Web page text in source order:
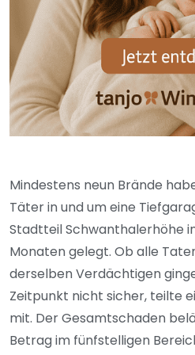
Mindestens neun Brände
Täter in und um eine
Stadtteil Schwanthalerhöhe
Monaten gelegt. Ob alle
derselben Verdächtigen
Zeitpunkt nicht sicher, teilte
mit. Der Gesamtschaden
Betrag im fünfstelligen